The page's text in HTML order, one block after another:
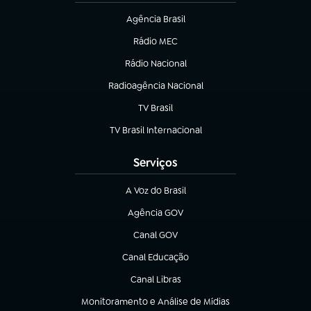
Agência Brasil
(abre em nova aba)
Rádio MEC
Rádio Nacional
(abre em nova aba)
Radioagência Nacional
(abre em nova aba)
TV Brasil
(abre em nova aba)
TV Brasil Internacional
(abre em nova aba)
Serviços
A Voz do Brasil
(abre em nova aba)
Agência GOV
(abre em nova aba)
Canal GOV
(abre em nova aba)
Canal Educação
(abre em nova aba)
Canal Libras
(abre em nova aba)
Monitoramento e Análise de Mídias
(abre em nova aba)